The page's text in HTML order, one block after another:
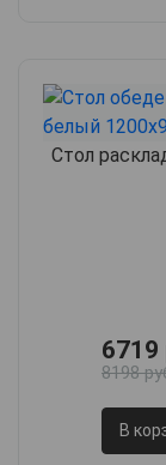
Стол
6719
8198
В